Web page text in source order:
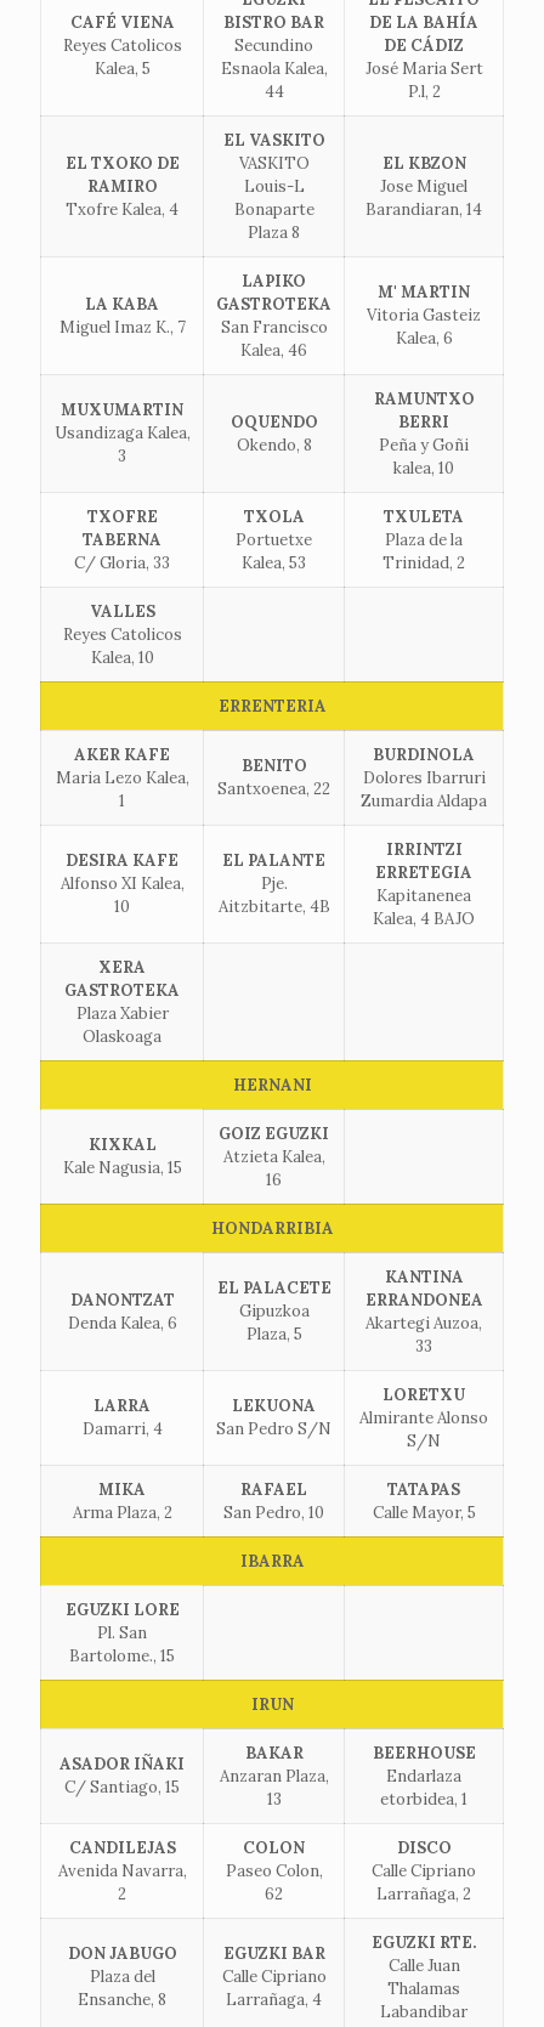
CAFÉ VIENA
Reyes Catolicos
Kalea, 5
BISTRO BAR
Secundino
Esnaola Kalea,
44
DE LA BAHÍA
DE CÁDIZ
José Maria Sert
P.l, 2
EL TXOKO DE
RAMIRO
Txofre Kalea, 4
EL VASKITO
VASKITO
Louis-L
Bonaparte
Plaza 8
EL KBZON
Jose Miguel
Barandiaran, 14
LA KABA
Miguel Imaz K., 7
LAPIKO
GASTROTEKA
San Francisco
Kalea, 46
M' MARTIN
Vitoria Gasteiz
Kalea, 6
MUXUMARTIN
Usandizaga Kalea,
3
OQUENDO
Okendo, 8
RAMUNTXO
BERRI
Peña y Goñi
kalea, 10
TXOFRE
TABERNA
C/ Gloria, 33
TXOLA
Portuetxe
Kalea, 53
TXULETA
Plaza de la
Trinidad, 2
VALLES
Reyes Catolicos
Kalea, 10
ERRENTERIA
AKER KAFE
Maria Lezo Kalea,
1
BENITO
Santxoenea, 22
BURDINOLA
Dolores Ibarruri
Zumardia Aldapa
DESIRA KAFE
Alfonso XI Kalea,
10
EL PALANTE
Pje.
Aitzbitarte, 4B
IRRINTZI
ERRETEGIA
Kapitanenea
Kalea, 4 BAJO
XERA
GASTROTEKA
Plaza Xabier
Olaskoaga
HERNANI
KIXKAL
Kale Nagusia, 15
GOIZ EGUZKI
Atzieta Kalea,
16
HONDARRIBIA
DANONTZAT
Denda Kalea, 6
EL PALACETE
Gipuzkoa
Plaza, 5
KANTINA
ERRANDONEA
Akartegi Auzoa,
33
LARRA
Damarri, 4
LEKUONA
San Pedro S/N
LORETXU
Almirante Alonso
S/N
MIKA
Arma Plaza, 2
RAFAEL
San Pedro, 10
TATAPAS
Calle Mayor, 5
IBARRA
EGUZKI LORE
Pl. San
Bartolome., 15
IRUN
ASADOR IÑAKI
C/ Santiago, 15
BAKAR
Anzaran Plaza,
13
BEERHOUSE
Endarlaza
etorbidea, 1
CANDILEJAS
Avenida Navarra,
2
COLON
Paseo Colon,
62
DISCO
Calle Cipriano
Larrañaga, 2
DON JABUGO
Plaza del
Ensanche, 8
EGUZKI BAR
Calle Cipriano
Larrañaga, 4
EGUZKI RTE.
Calle Juan
Thalamas
Labandibar